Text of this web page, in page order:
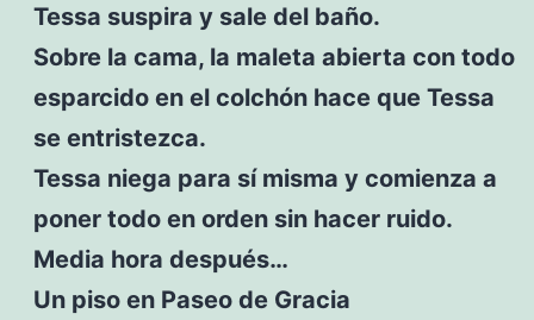
Tessa suspira y sale del baño.
Sobre la cama, la maleta abierta con todo
esparcido en el colchón hace que Tessa
se entristezca.
Tessa niega para sí misma y comienza a
poner todo en orden sin hacer ruido.
Media hora después…
Un piso en Paseo de Gracia